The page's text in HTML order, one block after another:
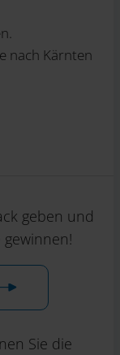
nach Kärnten
geben und
Sie die